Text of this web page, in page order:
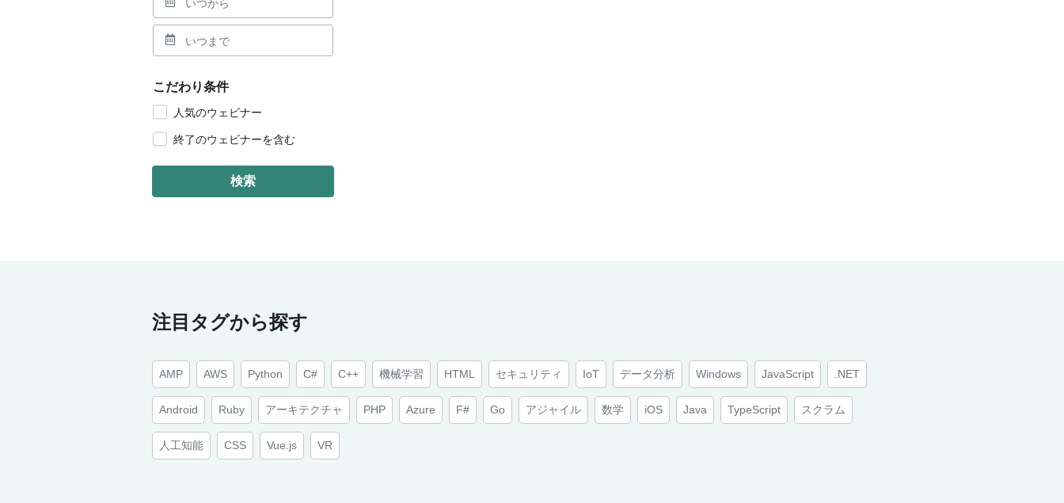
こだわり条件
人気のウェビナー
終了のウェビナーを含む
検索
注目タグから探す
AMP AWS Python C# C++ 機械学習 HTML セキュリティ IoT データ分析 Windows JavaScript .NET
Android Ruby アーキテクチャ PHP Azure F# Go アジャイル 数学 iOS Java TypeScript スクラム
人工知能 CSS Vue.js VR